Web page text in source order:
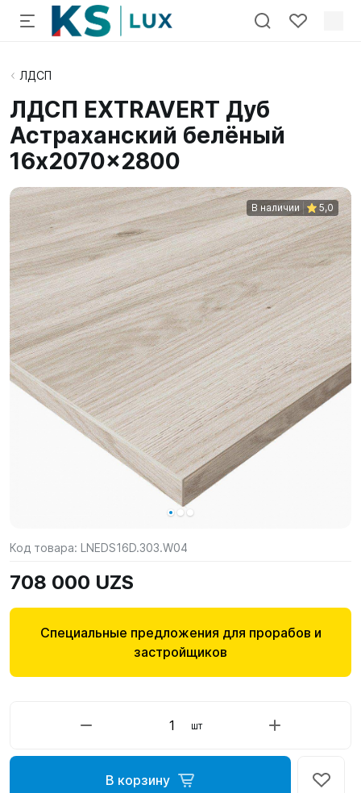
ЛДСП
ЛДСП EXTRAVERT Дуб
Астраханский белёный
16x2070x2800
В наличии 5,0
Код товара: LNEDS16D.303.W04
708 000 UZS
Специальные предложения для прорабов и
застройщиков
шт
В корзину